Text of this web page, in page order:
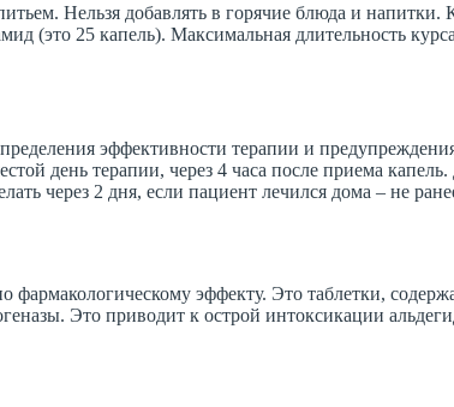
Нельзя добавлять в горячие блюда и
(это 25 капель). Максимальная длительность
эффективности терапии и
день терапии, через 4 часа после приема
через 2 дня, если пациент лечился дома – не
фармакологическому эффекту. Это таблетки,
Это приводит к острой интоксикации